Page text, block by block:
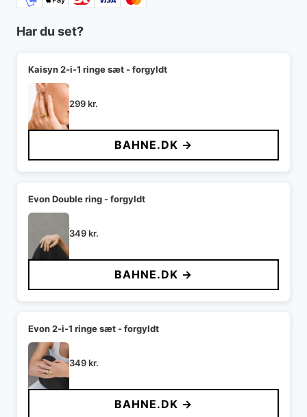
Har du set?
Kaisyn 2-i-1 ringe sæt - forgyldt
299kr.
BAHNE.DK →
Evon Double ring - forgyldt
349kr.
BAHNE.DK →
Evon 2-i-1 ringe sæt - forgyldt
349kr.
BAHNE.DK →